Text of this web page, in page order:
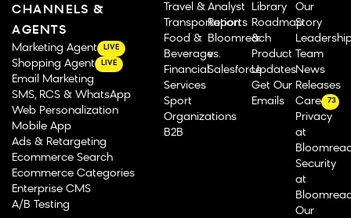
CHANNELS &
AGENTS
Marketing Agent LIVE
Shopping Agent LIVE
Email Marketing
SMS, RCS & WhatsApp
Web Personalization
Mobile App
Ads & Retargeting
Ecommerce Search
Ecommerce Categories
Enterprise CMS
A/B Testing
Travel &
Transportation
Food &
Beverage
Financial
Services
Sport
Organizations
B2B
Analyst
Reports
Bloomreach
vs.
Salesforce
Library
Roadmap
&
Product
Updates
Get Our
Emails
Our
Story
Team
News
Releases
Careers
73
Privacy
at
Security
at
Our